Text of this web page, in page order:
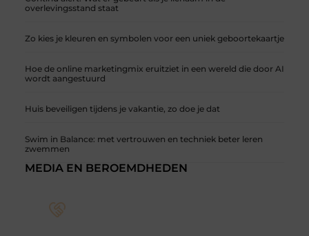
overlevingsstand staat
Zo kies je kleuren en symbolen voor een uniek geboortekaartje
Hoe de online marketingmix eruitziet in een wereld die door AI
wordt aangestuurd
Huis beveiligen tijdens je vakantie, zo doe je dat
Swim in Balance: met vertrouwen en techniek beter leren
zwemmen
MEDIA EN BEROEMDHEDEN